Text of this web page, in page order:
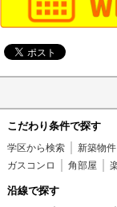
こだわり条件で探す
学区から検索 新築物件
ガスコンロ
角部屋
沿線で探す